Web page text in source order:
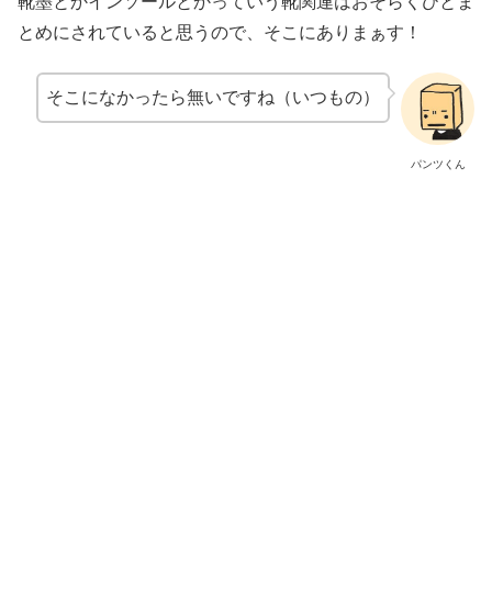
とめにされていると思うので、そこにありまぁす！
パンツくん
そこになかったら無いですね（いつもの）